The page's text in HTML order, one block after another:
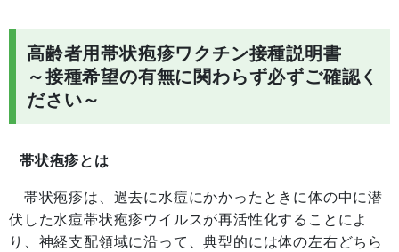
高齢者用帯状疱疹ワクチン接種説明書
～接種希望の有無に関わらず必ずご確認く
ださい～
帯状疱疹とは
帯状疱疹は、過去に水痘にかかったときに体の中に潜
伏した水痘帯状疱疹ウイルスが再活性化することによ
り、神経支配領域に沿って、典型的には体の左右どちら